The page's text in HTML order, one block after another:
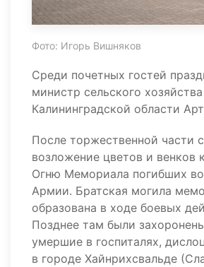
Фото: Игорь Вишняков
Среди почетных гостей
министр сельского хозяйства
Калининградской области
После торжественной части
возложение цветов и венков
Огню Мемориала погибших
Армии. Братская могила
образована в ходе боевых
Позднее там были
умершие в госпиталях,
в городе Хайнрихсвальде